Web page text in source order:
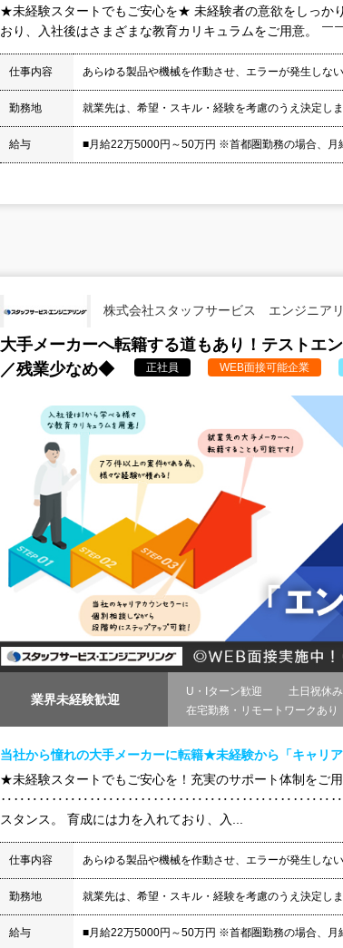
★未経験スタートでもご安心を★ 未経験者の意欲をしっか
おり、入社後はさまざまな教育カリキュラムをご用意。 ￣
仕事内容 あらゆる製品や機械を作動させ、エラーが発生しな
勤務地 就業先は、希望・スキル・経験を考慮のうえ決定しま
給与 ■月給22万5000円～50万円 ※首都圏勤務の場合、
株式会社スタッフサービス エンジニア
大手メーカーへ転籍する道もあり！テストエ
／残業少なめ◆
正社員 WEB面接可能企業
業界未経験歓迎
U・Iターン歓迎 土日祝休み
在宅勤務・リモートワークあり
当社から憧れの大手メーカーに転籍★未経験から「キャリア
★未経験スタートでもご安心を！充実のサポート体制をご
‥‥‥‥‥‥‥‥‥‥‥‥‥‥‥‥‥‥‥‥‥‥‥‥‥‥‥‥‥ 未経験
スタンス。 育成には力を入れており、入...
仕事内容 あらゆる製品や機械を作動させ、エラーが発生しな
勤務地 就業先は、希望・スキル・経験を考慮のうえ決定しま
給与 ■月給22万5000円～50万円 ※首都圏勤務の場合、月